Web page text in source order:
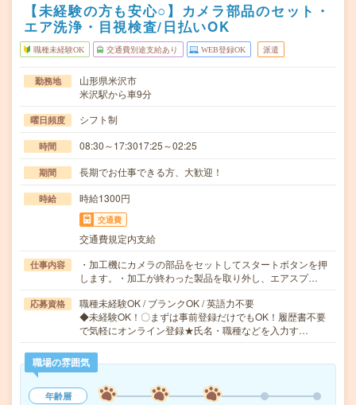
【未経験の方も安心○】カメラ部品のセット・
エア洗浄・目視検査/日払いOK
職種未経験OK 交通費別途支給あり WEB登録OK 派遣
勤務地
山形県米沢市
米沢駅から車9分
曜日頻度 シフト制
時間 08:30～17:3017:25～02:25
期間 長期でお仕事できる方、大歓迎！
時給 時給1300円
交通費
交通費規定内支給
仕事内容
・加工機にカメラの部品をセットしてスタートボタンを押
します。・加工が終わった製品を取り外し、エアスプ…
応募資格
職種未経験OK / ブランクOK / 英語力不要
◆未経験OK！〇まずは事前登録だけでもOK！履歴書不要
で気軽にオンライン登録★氏名・職種などを入力す…
職場の雰囲気
年齢層